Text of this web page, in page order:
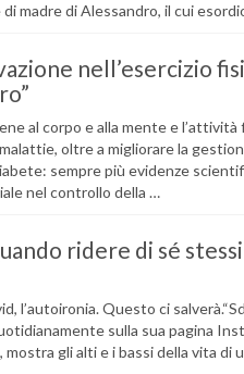
madre di Alessandro, il cui
nell’esercizio
al corpo e alla mente e
oltre a migliorare la
sempre più evidenze
nel controllo della …
ridere di sé
l’autoironia. Questo ci
sulla sua pagina
gli alti e i bassi della vita di